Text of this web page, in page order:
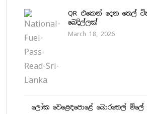
QR එකෙන් දෙන තෙල්
බෙදිල්ලක්
March 18, 2026
ලෝක වෙළෙඳපොළේ බොරතෙල්